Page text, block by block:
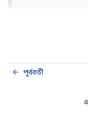
পূর্ববর্তী
arrow_back